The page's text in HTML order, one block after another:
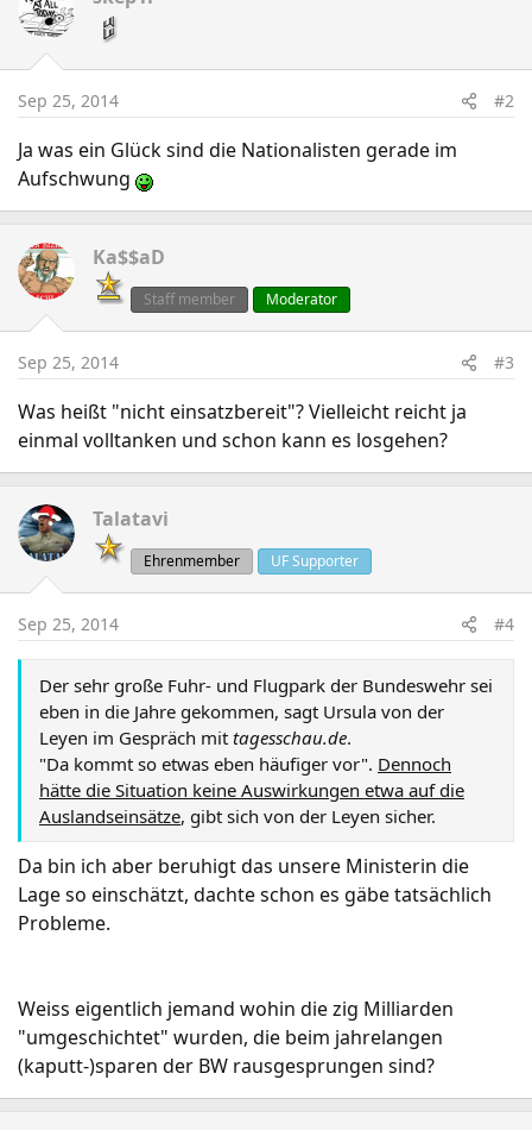
Sep 25, 2014 #2
Ja was ein Glück sind die Nationalisten gerade im
Aufschwung
Ka$$aD
Staff member Moderator
Sep 25, 2014 #3
Was heißt "nicht einsatzbereit"? Vielleicht reicht ja
einmal volltanken und schon kann es losgehen?
Talatavi
Ehrenmember UF Supporter
Sep 25, 2014 #4
Der sehr große Fuhr- und Flugpark der Bundeswehr sei
eben in die Jahre gekommen, sagt Ursula von der
Leyen im Gespräch mit tagesschau.de.
"Da kommt so etwas eben häufiger vor". Dennoch
hätte die Situation keine Auswirkungen etwa auf die
Auslandseinsätze, gibt sich von der Leyen sicher.
Da bin ich aber beruhigt das unsere Ministerin die
Lage so einschätzt, dachte schon es gäbe tatsächlich
Probleme.
Weiss eigentlich jemand wohin die zig Milliarden
"umgeschichtet" wurden, die beim jahrelangen
(kaputt-)sparen der BW rausgesprungen sind?